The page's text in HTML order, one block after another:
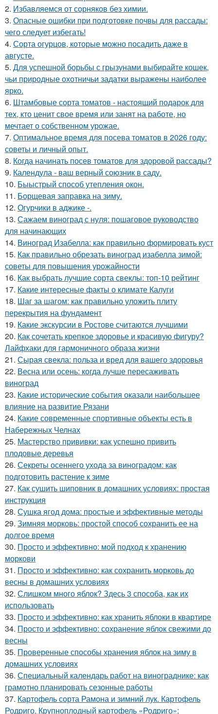
2. Избавляемся от сорняков без химии.
3. Опасные ошибки при подготовке почвы для рассады:
чего следует избегать!
4. Сорта огурцов, которые можно посадить даже в
августе.
5. Для успешной борьбы с грызунами выбирайте кошек,
чьи природные охотничьи задатки выражены наиболее
ярко.
6. Штамбовые сорта томатов - настоящий подарок для
тех, кто ценит свое время или занят на работе, но
мечтает о собственном урожае.
7. Оптимальное время для посева томатов в 2026 году:
советы и личный опыт.
8. Когда начинать посев томатов для здоровой рассады?
9. Календула - ваш верный союзник в саду.
10. Быыстрый способ утепления окон.
11. Борщевая заправка на зиму.
12. Огурчики в аджике -.
13. Сажаем виноград с нуля: пошаговое руководство
для начинающих
14. Виноград Изабелла: как правильно формировать куст
15. Как правильно обрезать виноград изабелла зимой:
советы для повышения урожайности
16. Как выбрать лучшие сорта свеклы: топ-10 рейтинг
17. Какие интересные факты о климате Калуги
18. Шаг за шагом: как правильно уложить плиту
перекрытия на фундамент
19. Какие экскурсии в Ростове считаются лучшими
20. Как сочетать крепкое здоровье и красивую фигуру?
Лайфхаки для гармоничного образа жизни
21. Сырая свекла: польза и вред для вашего здоровья
22. Весна или осень: когда лучше пересаживать
виноград
23. Какие исторические события оказали наибольшее
влияние на развитие Рязани
24. Какие современные спортивные объекты есть в
Набережных Челнах
25. Мастерство прививки: как успешно привить
плодовые деревья
26. Секреты осеннего ухода за виноградом: как
подготовить растение к зиме
27. Как сушить шиповник в домашних условиях: простая
инструкция
28. Сушка ягод дома: простые и эффективные методы
29. Зимняя морковь: простой способ сохранить ее на
долгое время
30. Просто и эффективно: мой подход к хранению
моркови
31. Просто и эффективно: как сохранить морковь до
весны в домашних условиях
32. Слишком много яблок? Здесь 3 способа, как их
использовать
33. Просто и эффективно: как хранить яблоки в квартире
34. Просто и эффективно: сохранение яблок свежими до
весны
35. Проверенные способы хранения яблок на зиму в
домашних условиях
36. Специальный календарь работ на винограднике: как
грамотно планировать сезонные работы
37. Картофель сорта Рамона и зимний лук. Картофель
Родриго. Крупноплодный картофель «Родриго»: